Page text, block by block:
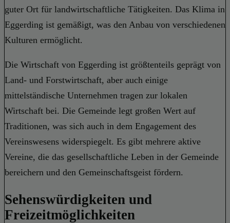
guter Ort für landwirtschaftliche Tätigkeiten. Das Klima in
Eggerding ist gemäßigt, was den Anbau von verschiedenen
Kulturen ermöglicht.
Die Wirtschaft von Eggerding ist größtenteils geprägt von
Land- und Forstwirtschaft, aber auch einige
mittelständische Unternehmen tragen zur lokalen
Wirtschaft bei. Die Gemeinde legt großen Wert auf
Traditionen, was sich auch in dem Engagement des
Vereinswesens widerspiegelt. Es gibt mehrere aktive
Vereine, die das gesellschaftliche Leben in der Gemeinde
bereichern und den Gemeinschaftsgeist fördern.
Sehenswürdigkeiten und
Freizeitmöglichkeiten